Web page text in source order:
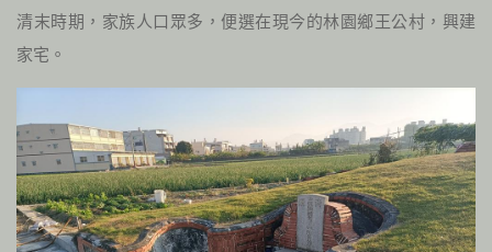
清末時期，家族人口眾多，便選在現今的林園鄉王公村，興建
家宅。